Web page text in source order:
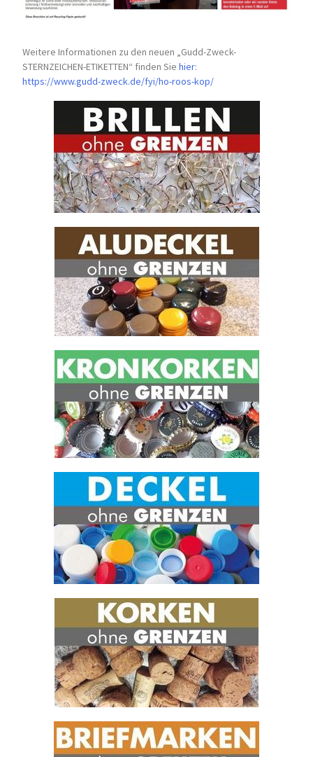
Weitere Informationen zu den neuen „Gudd-Zweck-
STERNZEICHEN-ETIKETTEN“ finden Siehier:
https://www.gudd-zweck.de/fyi/ho-roos-kop/